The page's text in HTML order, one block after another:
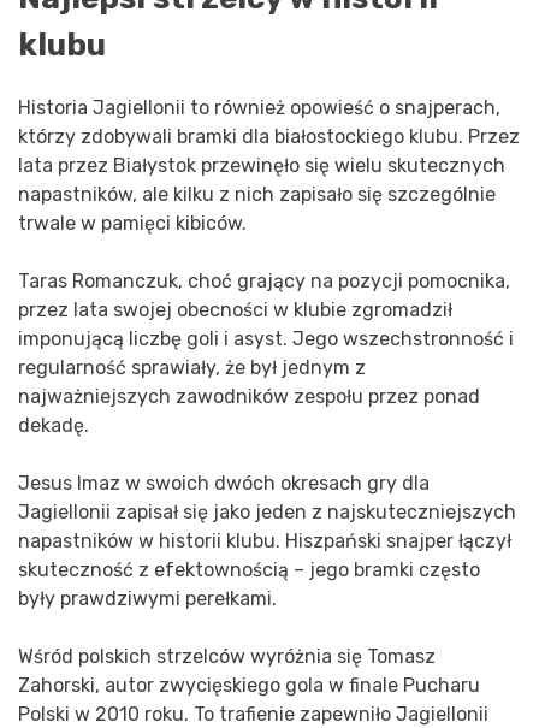
klubu
Historia Jagiellonii to również opowieść o snajperach,
którzy zdobywali bramki dla białostockiego klubu. Przez
lata przez Białystok przewinęło się wielu skutecznych
napastników, ale kilku z nich zapisało się szczególnie
trwale w pamięci kibiców.
Taras Romanczuk, choć grający na pozycji pomocnika,
przez lata swojej obecności w klubie zgromadził
imponującą liczbę goli i asyst. Jego wszechstronność i
regularność sprawiały, że był jednym z
najważniejszych zawodników zespołu przez ponad
dekadę.
Jesus Imaz w swoich dwóch okresach gry dla
Jagiellonii zapisał się jako jeden z najskuteczniejszych
napastników w historii klubu. Hiszpański snajper łączył
skuteczność z efektownością – jego bramki często
były prawdziwymi perełkami.
Wśród polskich strzelców wyróżnia się Tomasz
Zahorski, autor zwycięskiego gola w finale Pucharu
Polski w 2010 roku. To trafienie zapewniło Jagiellonii